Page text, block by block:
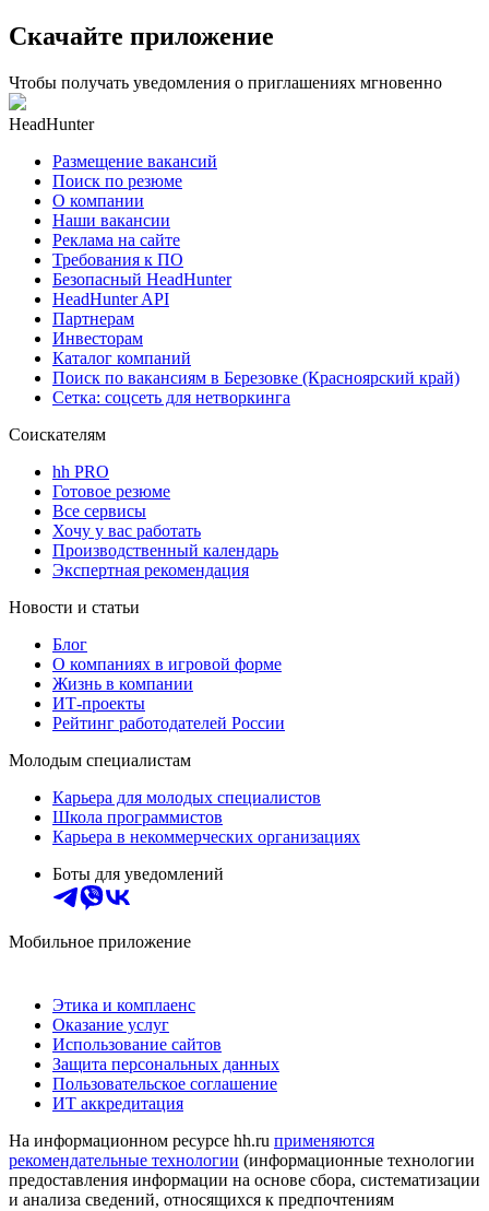
Скачайте приложение
Чтобы получать уведомления о приглашениях мгновенно
HeadHunter
Размещение вакансий
Поиск по резюме
О компании
Наши вакансии
Реклама на сайте
Требования к ПО
Безопасный HeadHunter
HeadHunter API
Партнерам
Инвесторам
Каталог компаний
Поиск по вакансиям в Березовке (Красноярский край)
Сетка: соцсеть для нетворкинга
Соискателям
hh PRO
Готовое резюме
Все сервисы
Хочу у вас работать
Производственный календарь
Экспертная рекомендация
Новости и статьи
Блог
О компаниях в игровой форме
Жизнь в компании
ИТ-проекты
Рейтинг работодателей России
Молодым специалистам
Карьера для молодых специалистов
Школа программистов
Карьера в некоммерческих организациях
Боты для уведомлений
Мобильное приложение
Этика и комплаенс
Оказание услуг
Использование сайтов
Защита персональных данных
Пользовательское соглашение
ИТ аккредитация
На информационном ресурсе hh.ru применяются
рекомендательные технологии (информационные технологии
предоставления информации на основе сбора, систематизации
и анализа сведений, относящихся к предпочтениям